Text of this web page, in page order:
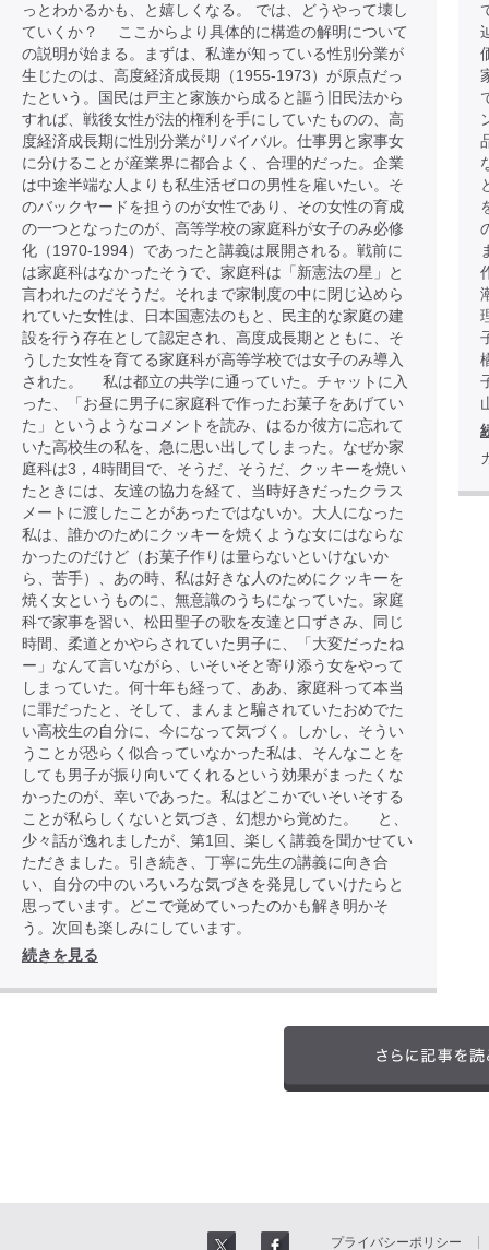
っとわかるかも、と嬉しくなる。 では、どうやって壊し
ていくか？ ここからより具体的に構造の解明について
の説明が始まる。まずは、私達が知っている性別分業が
生じたのは、高度経済成長期（1955-1973）が原点だっ
たという。国民は戸主と家族から成ると謳う旧民法から
すれば、戦後女性が法的権利を手にしていたものの、高
度経済成長期に性別分業がリバイバル。仕事男と家事女
に分けることが産業界に都合よく、合理的だった。企業
は中途半端な人よりも私生活ゼロの男性を雇いたい。そ
のバックヤードを担うのが女性であり、その女性の育成
の一つとなったのが、高等学校の家庭科が女子のみ必修
化（1970-1994）であったと講義は展開される。戦前に
は家庭科はなかったそうで、家庭科は「新憲法の星」と
言われたのだそうだ。それまで家制度の中に閉じ込めら
れていた女性は、日本国憲法のもと、民主的な家庭の建
設を行う存在として認定され、高度成長期とともに、そ
うした女性を育てる家庭科が高等学校では女子のみ導入
された。 私は都立の共学に通っていた。チャットに入
った、「お昼に男子に家庭科で作ったお菓子をあげてい
た」というようなコメントを読み、はるか彼方に忘れて
いた高校生の私を、急に思い出してしまった。なぜか家
庭科は3，4時間目で、そうだ、そうだ、クッキーを焼い
たときには、友達の協力を経て、当時好きだったクラス
メートに渡したことがあったではないか。大人になった
私は、誰かのためにクッキーを焼くような女にはならな
かったのだけど（お菓子作りは量らないといけないか
ら、苦手）、あの時、私は好きな人のためにクッキーを
焼く女というものに、無意識のうちになっていた。家庭
科で家事を習い、松田聖子の歌を友達と口ずさみ、同じ
時間、柔道とかやらされていた男子に、「大変だったね
ー」なんて言いながら、いそいそと寄り添う女をやって
しまっていた。何十年も経って、ああ、家庭科って本当
に罪だったと、そして、まんまと騙されていたおめでた
い高校生の自分に、今になって気づく。しかし、そうい
うことが恐らく似合っていなかった私は、そんなことを
しても男子が振り向いてくれるという効果がまったくな
かったのが、幸いであった。私はどこかでいそいそする
ことが私らしくないと気づき、幻想から覚めた。 と、
少々話が逸れましたが、第1回、楽しく講義を聞かせてい
ただきました。引き続き、丁寧に先生の講義に向き合
い、自分の中のいろいろな気づきを発見していけたらと
思っています。どこで覚めていったのかも解き明かそ
う。次回も楽しみにしています。
続きを見る
プライバシーポリシー